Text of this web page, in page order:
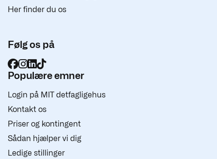
Her finder du os
Følg os på
Populære emner
Login på MIT detfagligehus
Kontakt os
Priser og kontingent
Sådan hjælper vi dig
Ledige stillinger